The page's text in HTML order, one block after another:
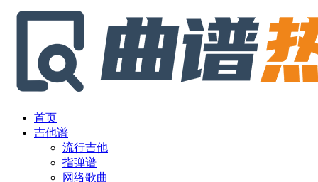
首页
吉他谱
流行吉他
指弹谱
网络歌曲